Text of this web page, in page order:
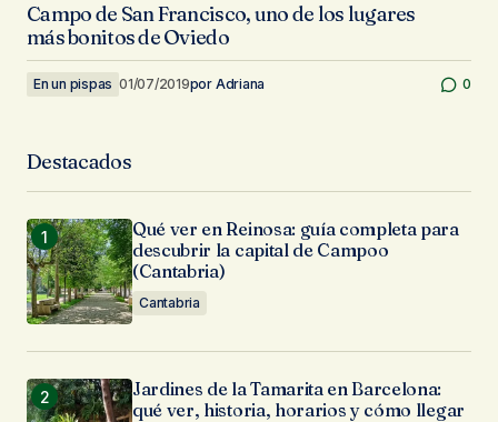
Campo de San Francisco, uno de los lugares
más bonitos de Oviedo
En un pispas 01/07/2019por Adriana 0
Destacados
Qué ver en Reinosa: guía completa para
descubrir la capital de Campoo
(Cantabria)
Cantabria
Jardines de la Tamarita en Barcelona:
qué ver, historia, horarios y cómo llegar